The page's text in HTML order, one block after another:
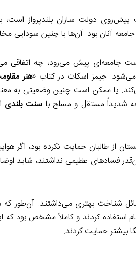
دولت سازان بلندپرواز است،
آنان بود. آن‌ها با چنین سودایی
جامعه‌ای پیش می‌رود، چه اتفاقی
جیمز اسکات در کتاب «هنر
یا ممکن است چنین وضعیتی به
شدیداً مستقل و مسلح باسنت بلندی
از طالبان حمایت نکرده بود، اگر
فسادهای عظیمی نداشتند، شاید
شناخت بهتری می‌داشتند. آن‌طور که
استفاده کردند و کاملاً مشخص بود
بیشتر حمایت کردند.